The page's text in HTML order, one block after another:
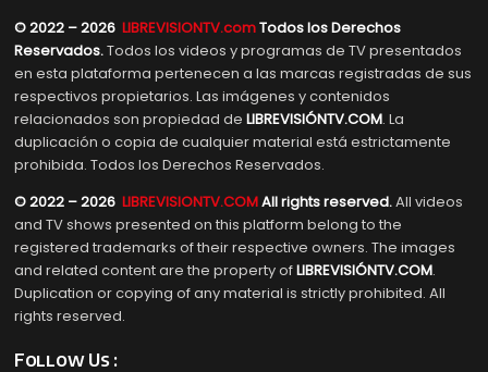
© 2022 – 2026LIBREVISIONTV.comTodos los Derechos
Reservados.Todos los videos y programas de TV presentados
en esta plataforma pertenecen a las marcas registradas de sus
respectivos propietarios. Las imágenes y contenidos
relacionados son propiedad deLIBREVISIÓNTV.COM. La
duplicación o copia de cualquier material está estrictamente
prohibida. Todos los Derechos Reservados.
© 2022 – 2026LIBREVISIONTV.COMAll rights reserved.All videos
and TV shows presented on this platform belong to the
registered trademarks of their respective owners. The images
and related content are the property ofLIBREVISIÓNTV.COM.
Duplication or copying of any material is strictly prohibited. All
rights reserved.
Follow Us :